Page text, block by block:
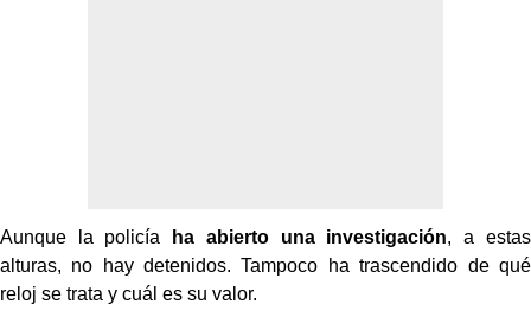
Aunque la policía ha abierto una investigación, a estas
alturas, no hay detenidos. Tampoco ha trascendido de qué
reloj se trata y cuál es su valor.